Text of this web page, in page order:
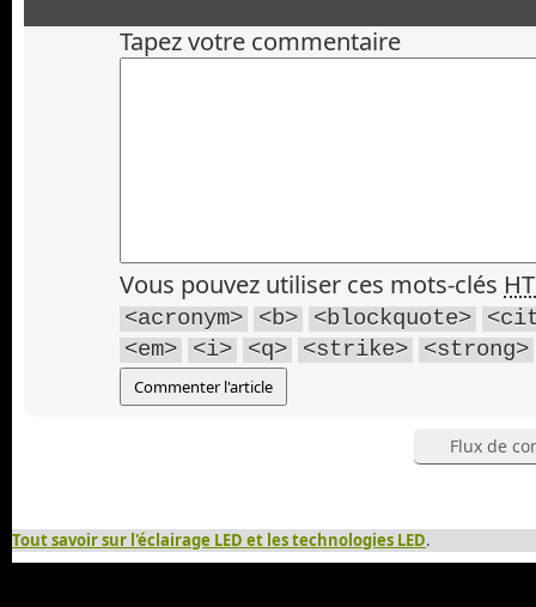
Tapez votre commentaire
Vous pouvez utiliser ces mots-clés
<acronym> <b> <blockquote>
<em>
<i> <q> <strike> <strong>
Flux de
Tout savoir sur l'éclairage LED et les technologies LED.